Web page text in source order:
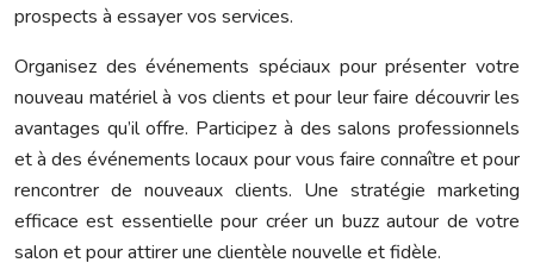
prospects à essayer vos services.
Organisez des événements spéciaux pour présenter votre
nouveau matériel à vos clients et pour leur faire découvrir les
avantages qu’il offre. Participez à des salons professionnels
et à des événements locaux pour vous faire connaître et pour
rencontrer de nouveaux clients. Une stratégie marketing
efficace est essentielle pour créer un buzz autour de votre
salon et pour attirer une clientèle nouvelle et fidèle.